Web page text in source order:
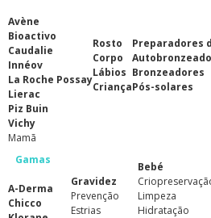
Avène
Bioactivo
Caudalie
Innéov
La Roche Possay
Lierac
Piz Buin
Vichy
Rosto
Corpo
Lábios
Criança
Preparadores
Bronzeadores
Pós-solares
Mamã
Gamas
A-Derma
Chicco
Gravidez
Prevenção
Estrias
Bebé
Limpeza
Hidratação